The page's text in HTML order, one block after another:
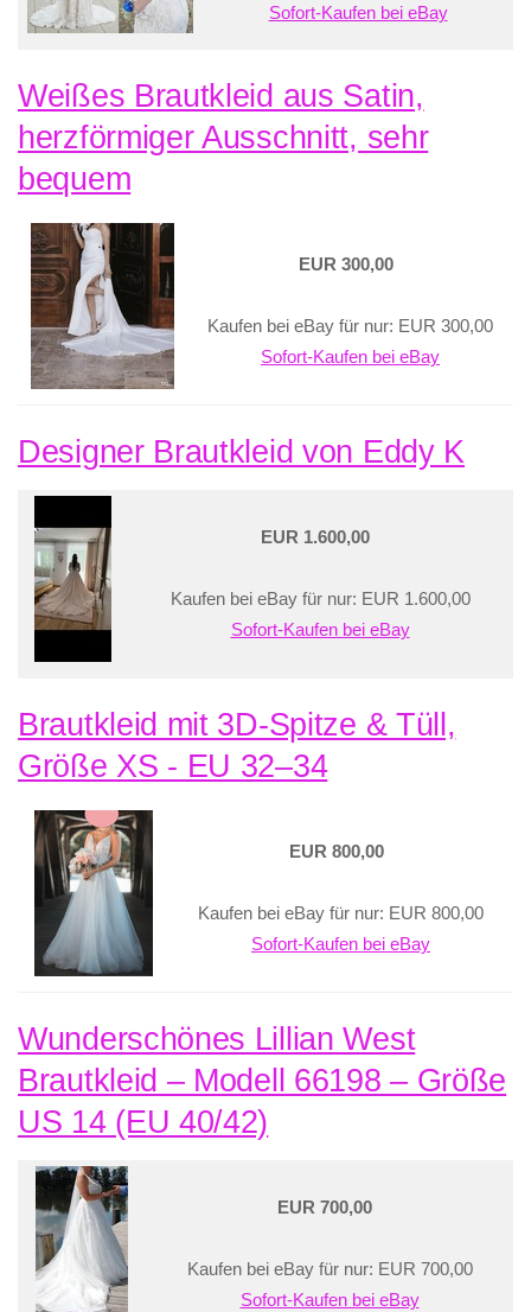
Sofort-Kaufen bei eBay
Weißes Brautkleid aus Satin,
herzförmiger Ausschnitt, sehr
bequem
EUR 300,00
Kaufen bei eBay für nur: EUR 300,00
Sofort-Kaufen bei eBay
Designer Brautkleid von Eddy K
EUR 1.600,00
Kaufen bei eBay für nur: EUR 1.600,00
Sofort-Kaufen bei eBay
Brautkleid mit 3D-Spitze & Tüll,
Größe XS - EU 32–34
EUR 800,00
Kaufen bei eBay für nur: EUR 800,00
Sofort-Kaufen bei eBay
Wunderschönes Lillian West
Brautkleid – Modell 66198 – Größe
US 14 (EU 40/42)
EUR 700,00
Kaufen bei eBay für nur: EUR 700,00
Sofort-Kaufen bei eBay